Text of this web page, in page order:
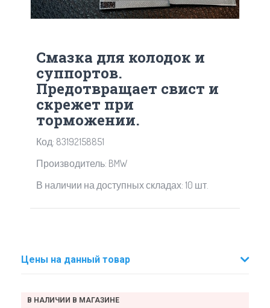
Смазка для колодок и
суппортов.
Предотвращает свист и
скрежет при
торможении.
Код: 83192158851
Производитель: BMW
В наличии на доступных складах: 10 шт.
Цены на данный товар
В НАЛИЧИИ В МАГАЗИНЕ